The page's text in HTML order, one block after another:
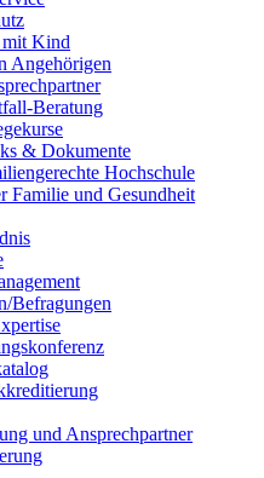
mit Kind
Angehörigen
Beratung
& Dokumente
Hochschule
Familie und Gesundheit
Befragungen
und Ansprechpartner